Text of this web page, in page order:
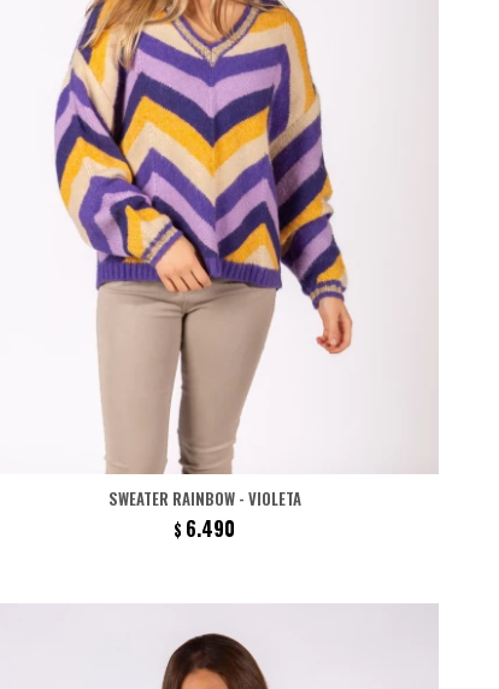
SWEATER RAINBOW - VIOLETA
$ 6.490